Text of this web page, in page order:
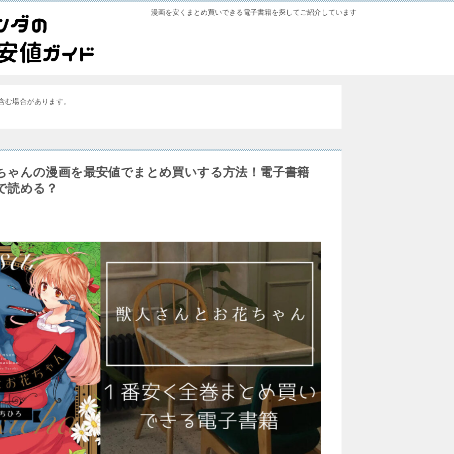
漫画を安くまとめ買いできる電子書籍を探してご紹介しています
場合があります。
ゃんの漫画を最安値でまとめ買いする方法！電子書籍
読める？